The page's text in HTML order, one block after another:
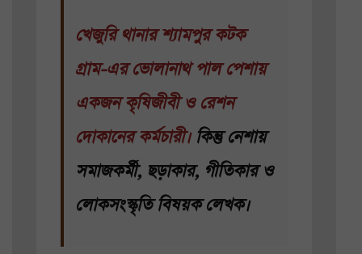
খেজুরি থানার শ্যামপুর কটক
গ্রাম-এর ভোলানাথ পাল পেশায়
একজন কৃষিজীবী ও রেশন
দোকানের কর্মচারী।কিন্তু নেশায়
সমাজকর্মী, ছড়াকার, গীতিকার ও
লোকসংস্কৃতি বিষয়ক লেখক।